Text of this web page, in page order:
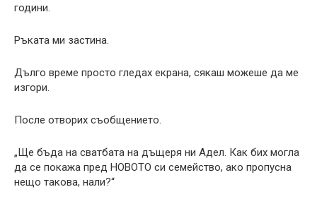
години.
Ръката ми застина.
Дълго време просто гледах екрана, сякаш можеше да ме
изгори.
После отворих съобщението.
„Ще бъда на сватбата на дъщеря ни Адел. Как бих могла
да се покажа пред НОВОТО си семейство, ако пропусна
нещо такова, нали?“